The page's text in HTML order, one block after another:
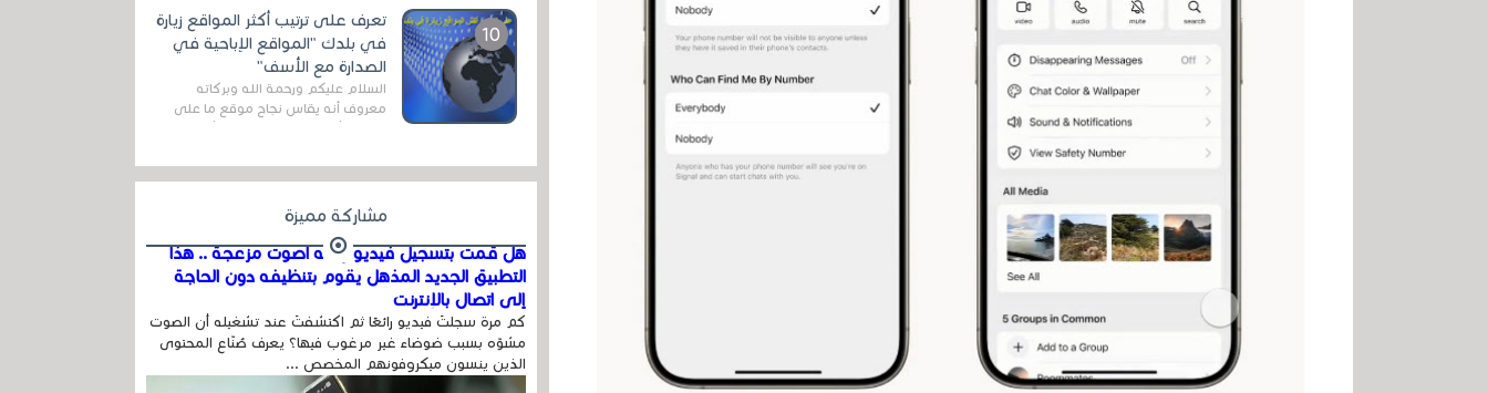
الخاصة بالبرامج والتطبيقات في هذا
المج...
تعرف على ترتيب أكثر المواقع زيارة
في بلدك "المواقع الإباحية في
الصدارة مع الأسف"
السلام عليكم ورحمة الله وبركاته
معروف أنه يقاس نجاح موقع ما على
في...
مشاركة مميزة
هل قمت بتسجيل فيديو وفيه أصوت مزعجة .. هذا
التطبيق الجديد المذهل يقوم بتنظيفه دون الحاجة
إلى اتصال بالإنترنت
كم مرة سجلتَ فيديو رائعًا ثم اكتشفتَ عند تشغيله أن الصوت
مشوّه بسبب ضوضاء غير مرغوب فيها؟ يعرف صُنّاع المحتوى
الذين ينسون ميكروفونهم المخصص ...